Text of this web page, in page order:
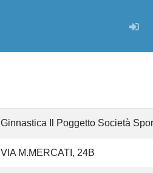
Ginnastica Il Poggetto Società
VIA M.MERCATI, 24B